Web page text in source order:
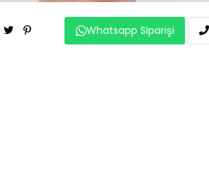
Whatsapp Siparişi